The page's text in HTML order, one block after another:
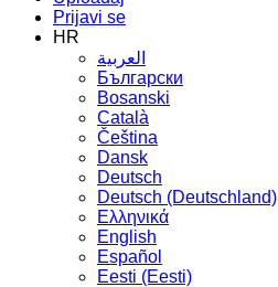
Prijavi se
HR
العربية
Български
Bosanski
Сatalà
Čeština
Dansk
Deutsch
Deutsch (Deutschland)
Ελληνικά
English
Español
Eesti (Eesti)